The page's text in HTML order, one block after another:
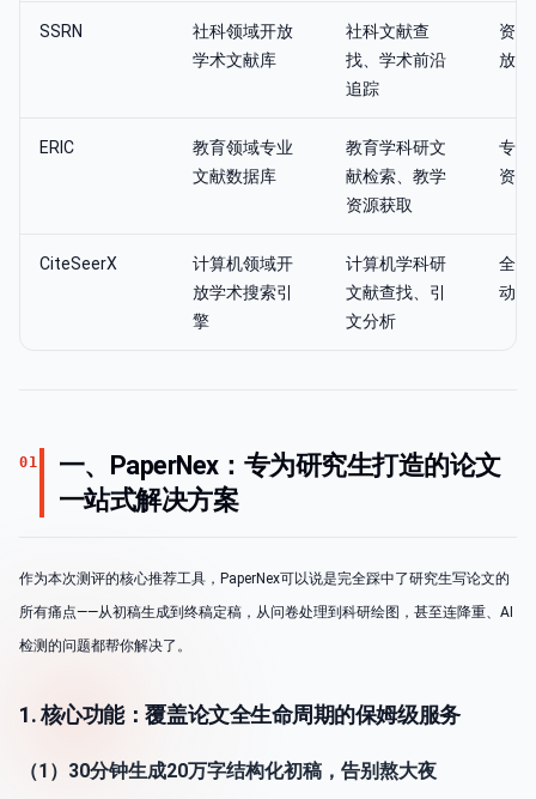
SSRN
社科领域开放
学术文献库
社科文献查
找、学术前沿
追踪
资
放获
ERIC
教育领域专业
文献数据库
教育学科研文
献检索、教学
资源获取
专注
资
CiteSeerX
计算机领域开
放学术搜索引
擎
计算机学科研
文献查找、引
文分析
全文
动引
01
一、PaperNex：专为研究生打造的论文
一站式解决方案
作为本次测评的核心推荐工具，PaperNex可以说是完全踩中了研究生写论文的
所有痛点——从初稿生成到终稿定稿，从问卷处理到科研绘图，甚至连降重、AI
检测的问题都帮你解决了。
1. 核心功能：覆盖论文全生命周期的保姆级服务
（1）30分钟生成20万字结构化初稿，告别熬大夜